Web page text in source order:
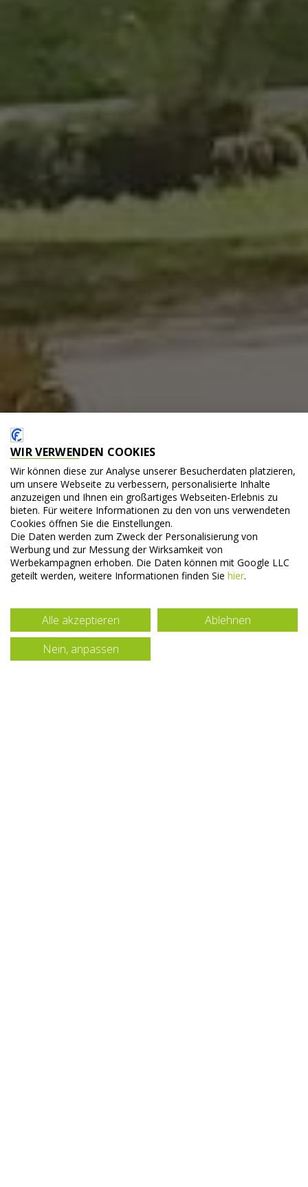
WIR VERWENDEN COOKIES
Wir können diese zur Analyse unserer Besucherdaten platzieren,
um unsere Webseite zu verbessern, personalisierte Inhalte
anzuzeigen und Ihnen ein großartiges Webseiten-Erlebnis zu
bieten. Für weitere Informationen zu den von uns verwendeten
Cookies öffnen Sie die Einstellungen.
Die Daten werden zum Zweck der Personalisierung von
Werbung und zur Messung der Wirksamkeit von
Werbekampagnen erhoben. Die Daten können mit Google LLC
geteilt werden, weitere Informationen finden Sie hier.
Alle akzeptieren
Ablehnen
Nein, anpassen